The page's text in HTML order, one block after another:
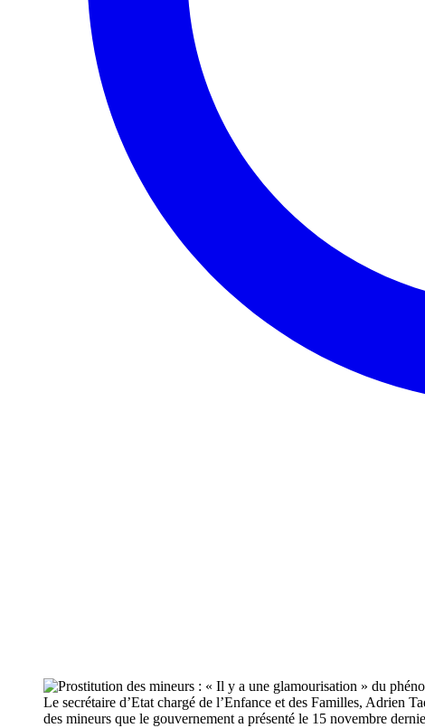
Le secrétaire d’Etat chargé de l’Enfance et des Familles, Adrien
des mineurs que le gouvernement a présenté le 15 novembre